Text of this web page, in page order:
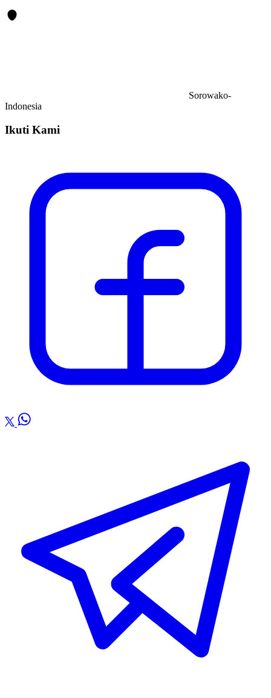
Sorowako-
Indonesia
Ikuti Kami